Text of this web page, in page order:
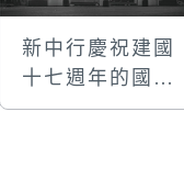
新中行慶祝建國
十七週年的國慶
門樓彩牌